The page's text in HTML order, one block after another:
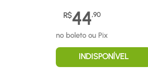
R$44,90
no boleto ou Pix
INDISPONÍVEL